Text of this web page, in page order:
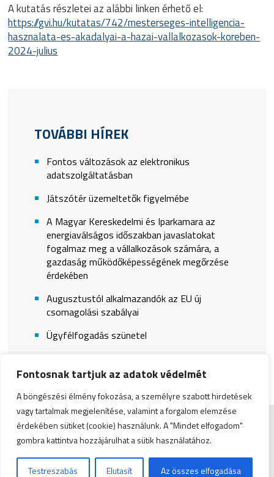
Fontosnak tartjuk az adatok védelmét
A böngészési élmény fokozása, a személyre szabott hirdetések
vagy tartalmak megjelenítése, valamint a forgalom elemzése
érdekében sütiket (cookie) használunk. A "Mindet elfogadom"
gombra kattintva hozzájárulhat a sütik használatához.
Testreszabás Elutasít Az összes elfogadása
A kutatás részletei az alábbi linken érhető el:
https://gvi.hu/kutatas/742/mesterseges-intelligencia-
hasznalata-es-akadalyai-a-hazai-vallalkozasok-koreben-
2024-julius
TOVÁBBI HÍREK
Fontos változások az elektronikus
adatszolgáltatásban
Játszótér üzemeltetők figyelmébe
A Magyar Kereskedelmi és Iparkamara az
energiaválságos időszakban javaslatokat
fogalmaz meg a vállalkozások számára, a
gazdaság működőképességének megőrzése
érdekében
Augusztustól alkalmazandók az EU új
csomagolási szabályai
Ügyfélfogadás szünetel
Impresszum|Admin
© Copyright 2026 Zala Vármegyei Kereskedelmi és
Iparkamara | All Rights Reserved. | Designed byASSEMBLY